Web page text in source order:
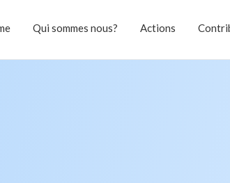
Qui sommes nous? Actions